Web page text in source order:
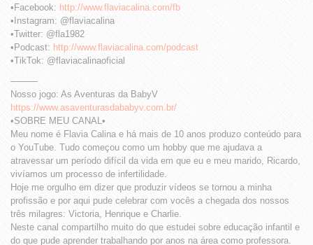
•Facebook: http://www.flaviacalina.com/fb
•Instagram: @flaviacalina
•Twitter: @fla1982
•Podcast: http://www.flaviacalina.com/podcast
•TikTok: @flaviacalinaoficial
———
Nosso jogo: As Aventuras da BabyV
https://www.asaventurasdababyv.com.br/
•SOBRE MEU CANAL•
Meu nome é Flavia Calina e há mais de 10 anos produzo conteúdo para
o YouTube. Tudo começou como um hobby que me ajudava a
atravessar um período difícil da vida em que eu e meu marido, Ricardo,
vivíamos um processo de infertilidade.
Hoje me orgulho em dizer que produzir vídeos se tornou a minha
profissão e por aqui pude celebrar com vocês a chegada dos nossos
três milagres: Victoria, Henrique e Charlie.
Neste canal compartilho muito do que estudei sobre educação infantil e
do que pude aprender trabalhando por anos na área como professora.